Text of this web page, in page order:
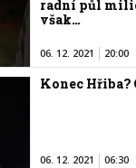
radní půl
však…
06. 12. 2021 20:00
Konec Hřiba?
06. 12. 2021 06:30